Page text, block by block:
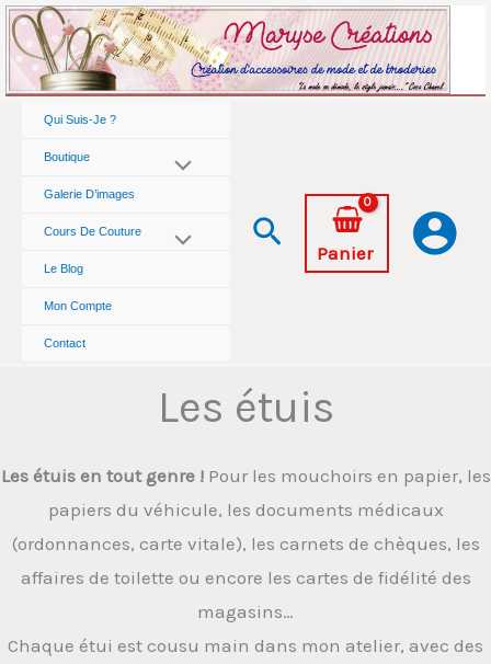
Aller
au
contenu
Qui Suis-Je ?
Boutique
Galerie D’images
Cours De Couture
Le Blog
Mon Compte
Contact
Rechercher
Panier
Les étuis
Les étuis en tout genre !Pour les mouchoirs en papier, les
papiers du véhicule, les documents médicaux
(ordonnances, carte vitale), les carnets de chèques, les
affaires de toilette ou encore les cartes de fidélité des
magasins…
Chaque étui est cousu main dans mon atelier, avec des